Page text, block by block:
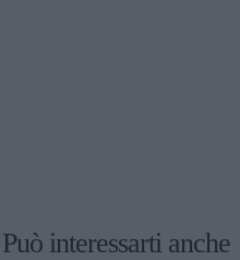
Può interessarti anche